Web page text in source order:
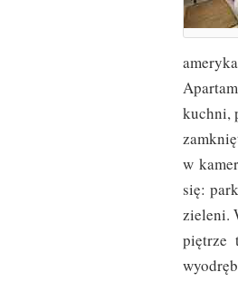
kuchni,
w
się:
zieleni.
piętrze